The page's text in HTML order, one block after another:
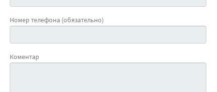
Номер телефона (обязательно)
Коментар